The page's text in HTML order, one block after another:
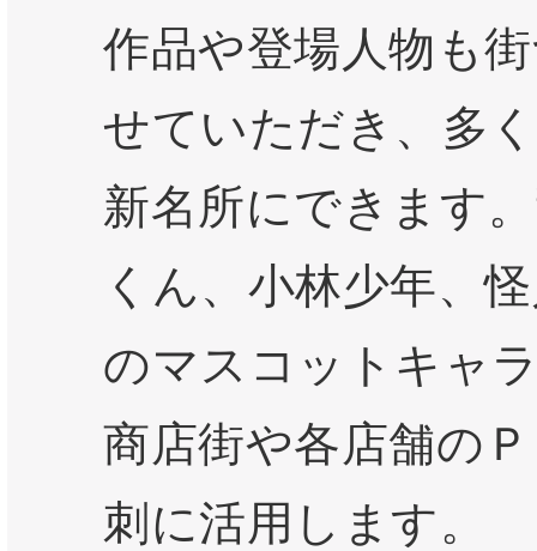
作品や登場人物も
せていただき、多
新名所にできます
くん、小林少年、
のマスコットキャ
商店街や各店舗の
刺に活用します。